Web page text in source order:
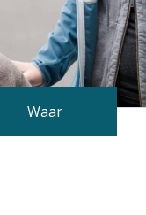
Waar